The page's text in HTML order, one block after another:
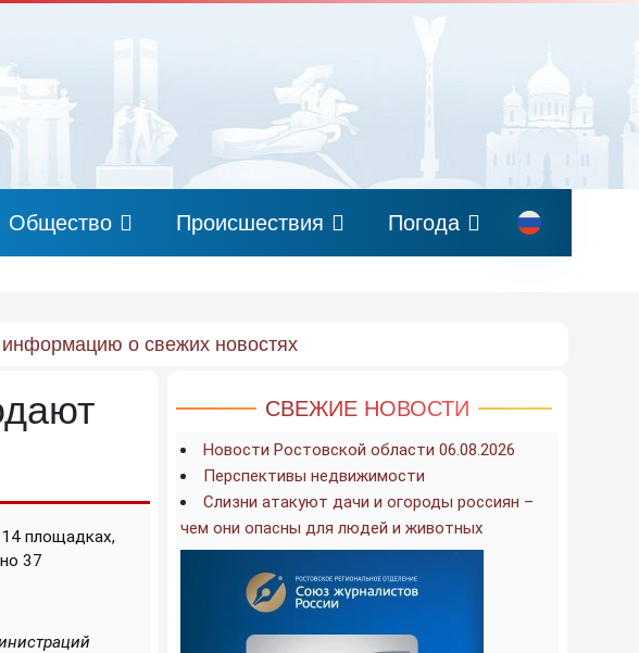
Общество Происшествия Погода
о свежих новостях
14 площадках,
37
СВЕЖИЕ НОВОСТИ
Новости Ростовской области 06.08.2026
Перспективы недвижимости
Слизни атакуют дачи и огороды россиян –
чем они опасны для людей и животных